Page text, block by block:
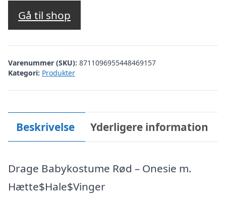
Gå til shop
Varenummer (SKU): 8711096955448469157
Kategori: Produkter
Beskrivelse Yderligere information
Drage Babykostume Rød – Onesie m.
Hætte$Hale$Vinger